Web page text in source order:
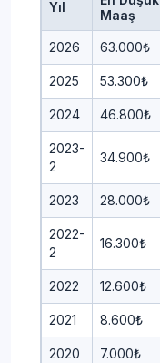
Yıl
Maaş
2026 63.000₺
2025 53.300₺
2024 46.800₺
2023-
2
34.900₺
2023 28.000₺
2022-
2
16.300₺
2022 12.600₺
2021 8.600₺
2020 7.000₺